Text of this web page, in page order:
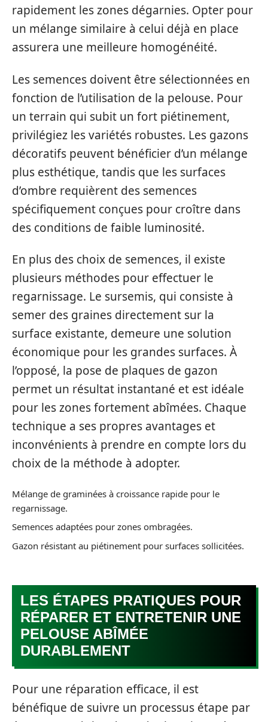
rapidement les zones dégarnies. Opter pour
un mélange similaire à celui déjà en place
assurera une meilleure homogénéité.
Les semences doivent être sélectionnées en
fonction de l’utilisation de la pelouse. Pour
un terrain qui subit un fort piétinement,
privilégiez les variétés robustes. Les gazons
décoratifs peuvent bénéficier d’un mélange
plus esthétique, tandis que les surfaces
d’ombre requièrent des semences
spécifiquement conçues pour croître dans
des conditions de faible luminosité.
En plus des choix de semences, il existe
plusieurs méthodes pour effectuer le
regarnissage. Le sursemis, qui consiste à
semer des graines directement sur la
surface existante, demeure une solution
économique pour les grandes surfaces. À
l’opposé, la pose de plaques de gazon
permet un résultat instantané et est idéale
pour les zones fortement abîmées. Chaque
technique a ses propres avantages et
inconvénients à prendre en compte lors du
choix de la méthode à adopter.
Mélange de graminées à croissance rapide pour le
regarnissage.
Semences adaptées pour zones ombragées.
Gazon résistant au piétinement pour surfaces sollicitées.
LES ÉTAPES PRATIQUES POUR
RÉPARER ET ENTRETENIR UNE
PELOUSE ABÎMÉE
DURABLEMENT
Pour une réparation efficace, il est
bénéfique de suivre un processus étape par